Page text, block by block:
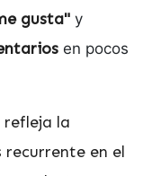
gusta" y
en pocos
refleja la
en el